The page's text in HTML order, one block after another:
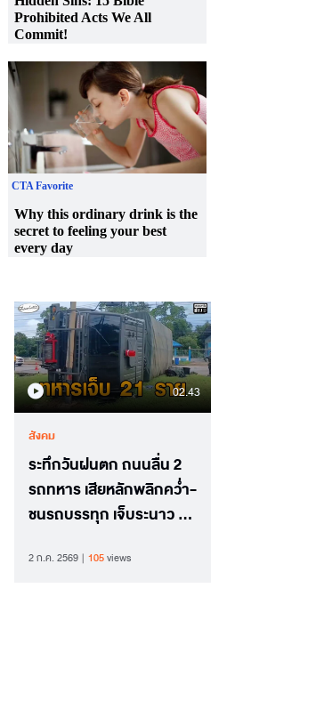
02.43
สังคม
ระทึกวันฝนตก ถนนลื่น 2
รถทหาร เสียหลักพลิกคว่ำ-
ชนรถบรรทุก เจ็บระนาว 21
2 ก.ค. 2569 105views